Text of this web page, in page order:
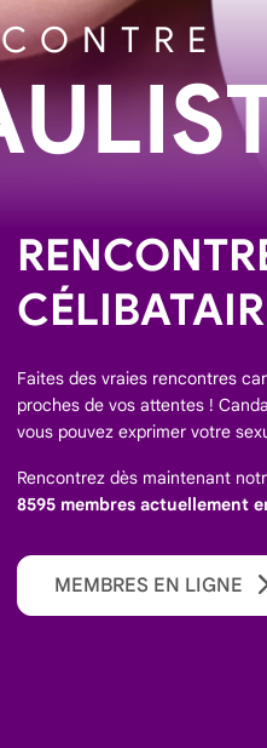
Faites des vraies rencontres
proches de vos attentes !
vous pouvez exprimer votre
Rencontrez dès maintenant
8595 membres actuellement
MEMBRES EN LIGNE